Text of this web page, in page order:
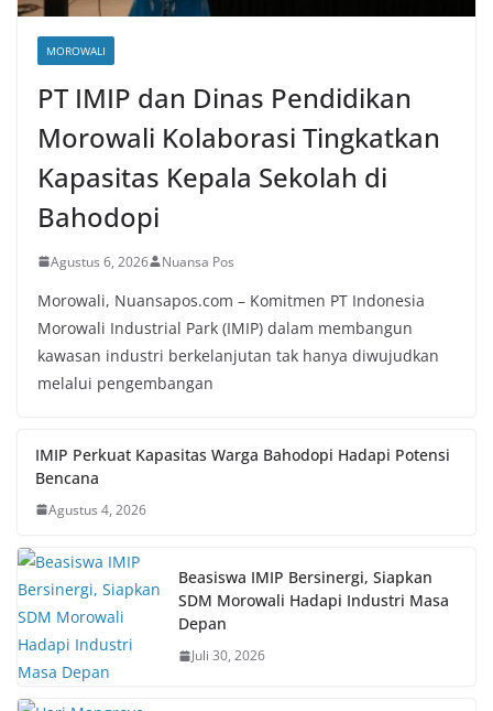
MOROWALI
PT IMIP dan Dinas Pendidikan
Morowali Kolaborasi Tingkatkan
Kapasitas Kepala Sekolah di
Bahodopi
Agustus 6, 2026 Nuansa Pos
Morowali, Nuansapos.com – Komitmen PT Indonesia
Morowali Industrial Park (IMIP) dalam membangun
kawasan industri berkelanjutan tak hanya diwujudkan
melalui pengembangan
IMIP Perkuat Kapasitas Warga Bahodopi Hadapi Potensi
Bencana
Agustus 4, 2026
Beasiswa IMIP Bersinergi, Siapkan
SDM Morowali Hadapi Industri Masa
Depan
Juli 30, 2026